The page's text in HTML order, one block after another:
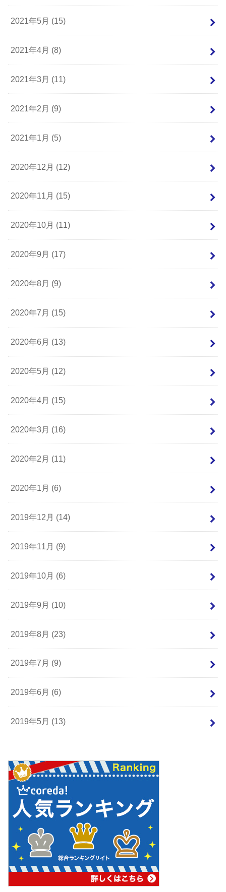
2021年5月 (15)
2021年4月 (8)
2021年3月 (11)
2021年2月 (9)
2021年1月 (5)
2020年12月 (12)
2020年11月 (15)
2020年10月 (11)
2020年9月 (17)
2020年8月 (9)
2020年7月 (15)
2020年6月 (13)
2020年5月 (12)
2020年4月 (15)
2020年3月 (16)
2020年2月 (11)
2020年1月 (6)
2019年12月 (14)
2019年11月 (9)
2019年10月 (6)
2019年9月 (10)
2019年8月 (23)
2019年7月 (9)
2019年6月 (6)
2019年5月 (13)